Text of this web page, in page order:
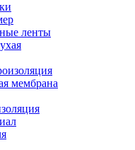
ленты
мембрана